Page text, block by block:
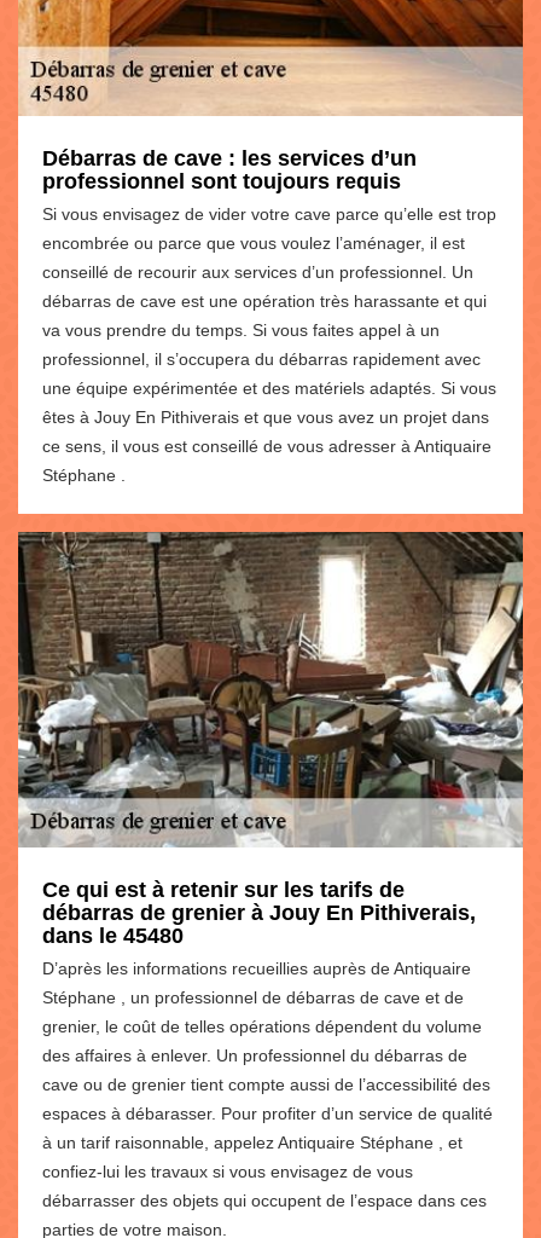
Débarras de cave : les services d’un
professionnel sont toujours requis
Si vous envisagez de vider votre cave parce qu’elle est trop
encombrée ou parce que vous voulez l’aménager, il est
conseillé de recourir aux services d’un professionnel. Un
débarras de cave est une opération très harassante et qui
va vous prendre du temps. Si vous faites appel à un
professionnel, il s’occupera du débarras rapidement avec
une équipe expérimentée et des matériels adaptés. Si vous
êtes à Jouy En Pithiverais et que vous avez un projet dans
ce sens, il vous est conseillé de vous adresser à Antiquaire
Stéphane .
Ce qui est à retenir sur les tarifs de
débarras de grenier à Jouy En Pithiverais,
dans le 45480
D’après les informations recueillies auprès de Antiquaire
Stéphane , un professionnel de débarras de cave et de
grenier, le coût de telles opérations dépendent du volume
des affaires à enlever. Un professionnel du débarras de
cave ou de grenier tient compte aussi de l’accessibilité des
espaces à débarasser. Pour profiter d’un service de qualité
à un tarif raisonnable, appelez Antiquaire Stéphane , et
confiez-lui les travaux si vous envisagez de vous
débarrasser des objets qui occupent de l’espace dans ces
parties de votre maison.